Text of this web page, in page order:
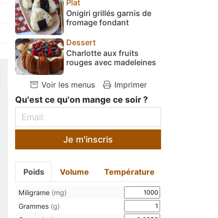
Plat
Onigiri grillés garnis de
fromage fondant
Dessert
Charlotte aux fruits
rouges avec madeleines
Voir les menus Imprimer
Qu'est ce qu'on mange ce soir ?
Je m'inscris
Poids Volume Température
Miligrame (mg)
Grammes (g)